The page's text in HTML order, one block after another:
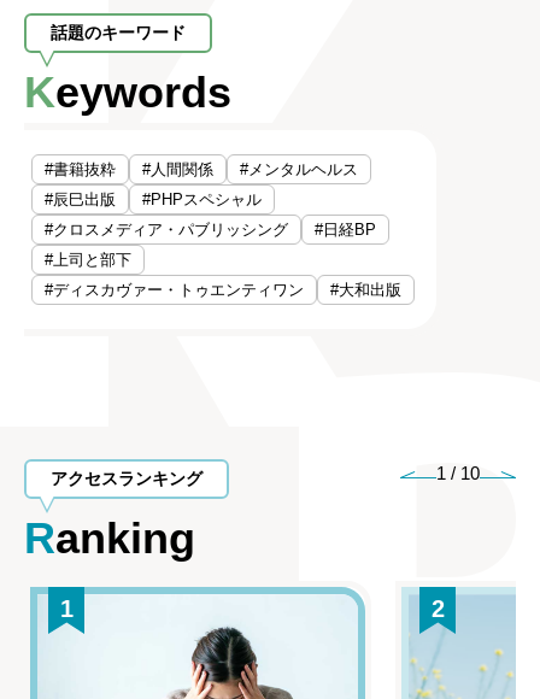
話題のキーワード
Keywords
#書籍抜粋 #人間関係
#メンタルヘルス
#辰巳出版
#PHPスペシャル
#クロスメディア・パブリッシング
#日経BP
#上司と部下
#ディスカヴァー・トゥエンティワン
#大和出版
アクセスランキング
Ranking
1 / 10
1 2